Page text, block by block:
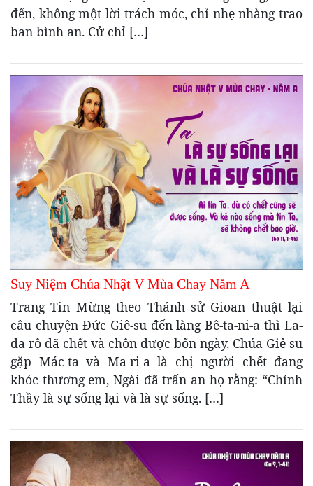
đến, không một lời trách móc, chỉ nhẹ nhàng trao
ban bình an. Cử chỉ […]
Suy Niệm Chúa Nhật V Mùa Chay Năm A
Trang Tin Mừng theo Thánh sử Gioan thuật lại
câu chuyện Đức Giê-su đến làng Bê-ta-ni-a thì La-
da-rô đã chết và chôn được bốn ngày. Chúa Giê-su
gặp Mác-ta và Ma-ri-a là chị người chết đang
khóc thương em, Ngài đã trấn an họ rằng: “Chính
Thầy là sự sống lại và là sự sống. […]